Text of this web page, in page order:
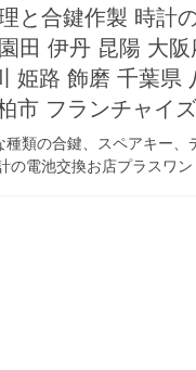
と合鍵作製 時計
園田 伊丹 昆陽 大
姫路 飾磨 千葉県
市 フランチャイ
類の合鍵、スペアキー
の電池交換お店プラスワ